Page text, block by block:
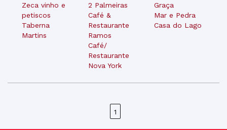
Zeca vinho e
petiscos
Taberna
Martins
2 Palmeiras
Café &
Restaurante
Ramos
Café/
Restaurante
Nova York
Graça
Mar e Pedra
Casa do Lago
1